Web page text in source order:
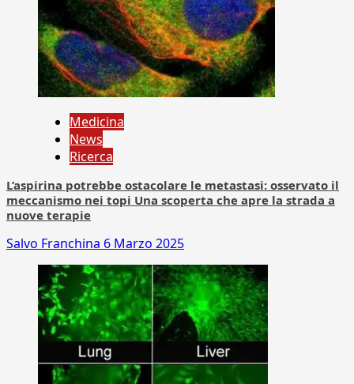
Medicina
News
Ricerca
L’aspirina potrebbe ostacolare le metastasi: osservato il
meccanismo nei topi Una scoperta che apre la strada a
nuove terapie
Salvo Franchina 6 Marzo 2025